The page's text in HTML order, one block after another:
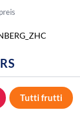
Tutti frutti